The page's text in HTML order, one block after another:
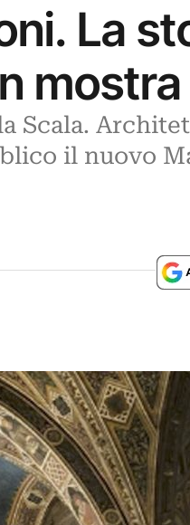
La
mostra
Scala.
il nuovo